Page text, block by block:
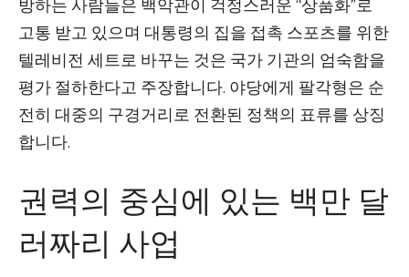
방하는 사람들은 백악관이 걱정스러운 “상품화”로
고통 받고 있으며 대통령의 집을 접촉 스포츠를 위한
텔레비전 세트로 바꾸는 것은 국가 기관의 엄숙함을
평가 절하한다고 주장합니다. 야당에게 팔각형은 순
전히 대중의 구경거리로 전환된 정책의 표류를 상징
합니다.
권력의 중심에 있는 백만 달
러짜리 사업